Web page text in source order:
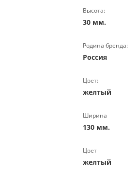
Высота:
30 мм.
Родина бренда:
Россия
Цвет:
желтый
Ширина
130 мм.
Цвет
желтый